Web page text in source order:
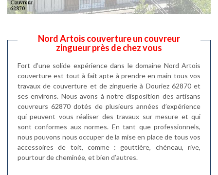
Nord Artois couverture un couvreur
zingueur près de chez vous
Fort d’une solide expérience dans le domaine Nord Artois
couverture est tout à fait apte à prendre en main tous vos
travaux de couverture et de zinguerie à Douriez 62870 et
ses environs. Nous avons à notre disposition des artisans
couvreurs 62870 dotés de plusieurs années d’expérience
qui peuvent vous réaliser des travaux sur mesure et qui
sont conformes aux normes. En tant que professionnels,
nous pouvons nous occuper de la mise en place de tous vos
accessoires de toit, comme : gouttière, chéneau, rive,
pourtour de cheminée, et bien d’autres.